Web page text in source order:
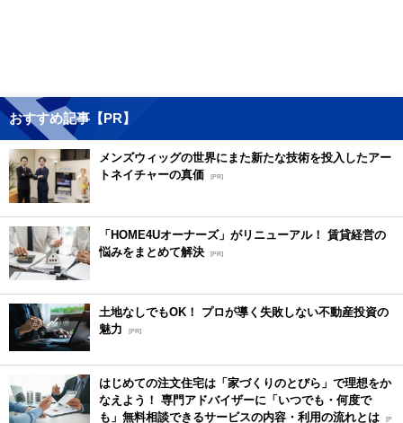
おすすめ記事【PR】
メンズウィッグの世界にまた新たな技術を投入したアー
トネイチャーの真価 [PR]
「HOME4Uオーナーズ」がリニューアル！ 賃貸経営の
悩みをまとめて解決 [PR]
土地なしでもOK！ プロが導く失敗しない不動産投資の
魅力
[PR]
はじめての注文住宅は「家づくりのとびら」で理想をか
なえよう！ 専門アドバイザーに「いつでも・何度で
も」無料相談できるサービスの内容・利用の流れとは [P